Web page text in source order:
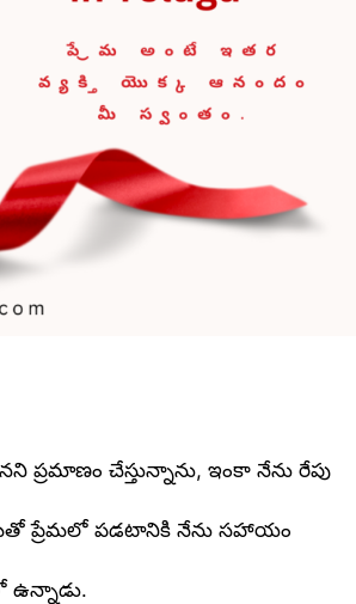
ప్రమాణం చేస్తున్నాను, ఇంకా నేను రేపు
ప్రేమలో పడటానికి నేను సహాయం
ఉన్నాడు.